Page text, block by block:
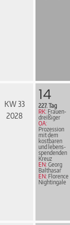
KW 33
2028
14
227. Tag
RK: Frau­en­
drei­ßi­ger
OA:
Prozession
mit dem
kostbaren
und le­bens­
spen­den­den
Kreuz
EN: Georg
Balthasar
EN: Florence
Nightingale